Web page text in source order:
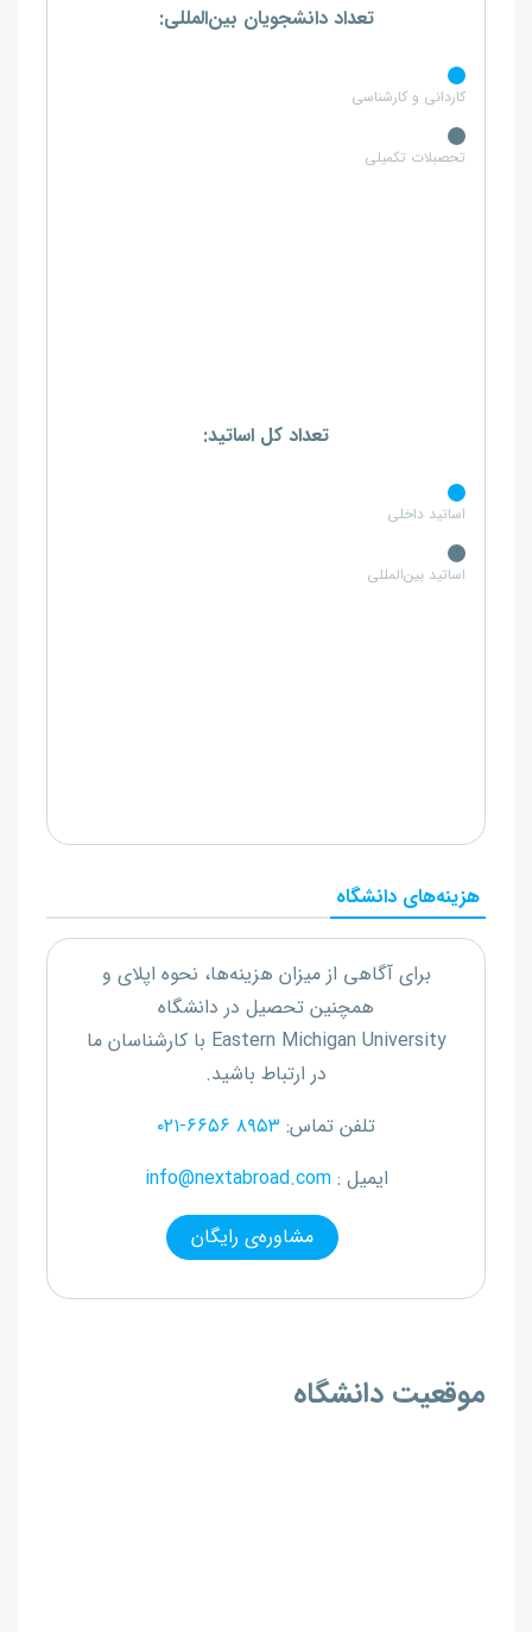
تعداد دانشجویان بین‌المللی:
کاردانی و کارشناسی
تحصبلات تکمیلی
تعداد کل اساتید:
اساتید داخلی
اساتید بین‌المللی
هزینه‌های دانشگاه
برای آگاهی از میزان هزینه‌ها، نحوه اپلای و
همچنین تحصیل در دانشگاه
Eastern Michigan University با کارشناسان ما
در ارتباط باشید.
تلفن تماس: ۰۲۱-۶۶۵۶ ۸۹۵۳
ایمیل :info@nextabroad.com
مشاوره‌ی رایگان
موقعیت دانشگاه